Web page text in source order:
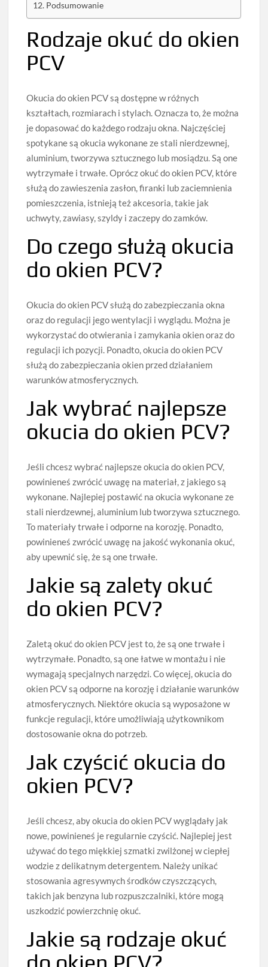
Podsumowanie
Rodzaje okuć do okien
PCV
Okucia do okien PCV są dostępne w różnych
kształtach, rozmiarach i stylach. Oznacza to, że można
je dopasować do każdego rodzaju okna. Najczęściej
spotykane są okucia wykonane ze stali nierdzewnej,
aluminium, tworzywa sztucznego lub mosiądzu. Są one
wytrzymałe i trwałe. Oprócz okuć do okien PCV, które
służą do zawieszenia zasłon, firanki lub zaciemnienia
pomieszczenia, istnieją też akcesoria, takie jak
uchwyty, zawiasy, szyldy i zaczepy do zamków.
Do czego służą okucia
do okien PCV?
Okucia do okien PCV służą do zabezpieczania okna
oraz do regulacji jego wentylacji i wyglądu. Można je
wykorzystać do otwierania i zamykania okien oraz do
regulacji ich pozycji. Ponadto, okucia do okien PCV
służą do zabezpieczania okien przed działaniem
warunków atmosferycznych.
Jak wybrać najlepsze
okucia do okien PCV?
Jeśli chcesz wybrać najlepsze okucia do okien PCV,
powinieneś zwrócić uwagę na materiał, z jakiego są
wykonane. Najlepiej postawić na okucia wykonane ze
stali nierdzewnej, aluminium lub tworzywa sztucznego.
To materiały trwałe i odporne na korozję. Ponadto,
powinieneś zwrócić uwagę na jakość wykonania okuć,
aby upewnić się, że są one trwałe.
Jakie są zalety okuć
do okien PCV?
Zaletą okuć do okien PCV jest to, że są one trwałe i
wytrzymałe. Ponadto, są one łatwe w montażu i nie
wymagają specjalnych narzędzi. Co więcej, okucia do
okien PCV są odporne na korozję i działanie warunków
atmosferycznych. Niektóre okucia są wyposażone w
funkcje regulacji, które umożliwiają użytkownikom
dostosowanie okna do potrzeb.
Jak czyścić okucia do
okien PCV?
Jeśli chcesz, aby okucia do okien PCV wyglądały jak
nowe, powinieneś je regularnie czyścić. Najlepiej jest
używać do tego miękkiej szmatki zwilżonej w ciepłej
wodzie z delikatnym detergentem. Należy unikać
stosowania agresywnych środków czyszczących,
takich jak benzyna lub rozpuszczalniki, które mogą
uszkodzić powierzchnię okuć.
Jakie są rodzaje okuć